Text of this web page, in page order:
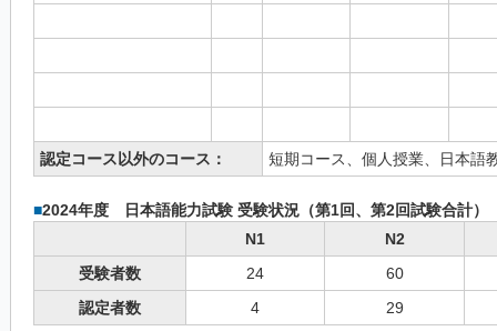
認定コース以外のコース： 短期コース、個人授業、日本語
■2024年度 日本語能力試験 受験状況（第1回、第2回試験合計）
N1
N2
受験者数
24
60
認定者数
4 29